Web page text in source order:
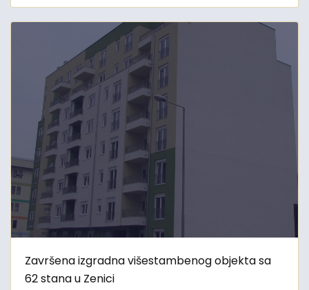
Završena izgradna višestambenog objekta sa
62 stana u Zenici